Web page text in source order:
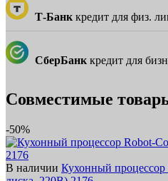
Т-Банк кредит для физ.
СберБанк кредит для
Совместимые
-50%
В наличии Кухонный процессор